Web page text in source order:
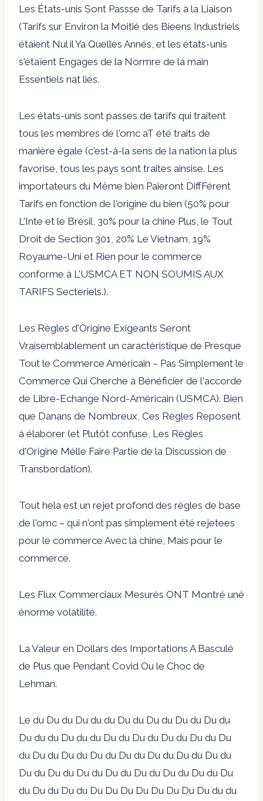
Les États-unis Sont Passse de Tarifs à la Liaison
(Tarifs sur Environ la Moitié des Bieens Industriels
étaient Nul il Ya Quelles Annés, et les états-unis
s'étaïent Engages de la Normre de la main
Essentiels nat liés.
Les états-unis sont passes de tarifs qui traitent
tous les membres de l'omc aT été traits de
manière égale (c'est-à-la sens de la nation la plus
favorise, tous les pays sont traites ainsise. Les
importateurs du Même bien Paieront DiffFérent
Tarifs en fonction de l'origine du bien (50% pour
L'Inte et le Brésil, 30% pour la chine Plus, le Tout
Droit de Section 301, 20% Le Vietnam, 19%
Royaume-Uni et Rien pour le commerce
conforme à L'USMCA ET NON SOUMIS AUX
TARIFS Secteriels.).
Les Règles d'Origine Exigeants Seront
Vraisemblablement un caractéristique de Presque
Tout le Commerce Américain – Pas Simplement le
Commerce Qui Cherche à Bénéficier de l'accorde
de Libre-Echange Nord-Américain (USMCA). Bien
que Danans de Nombreux, Ces Règles Reposent
à élaborer (et Plutôt confuse, Les Règles
d'Origine Mélle Faire Partie de la Discussion de
Transbordation).
Tout hela est un rejet profond des règles de base
de l'omc – qui n'ont pas simplement été rejetees
pour le commerce Avec la chine, Mais pour le
commerce.
Les Flux Commerciaux Mesurés ONT Montré uné
énorme volatilité.
La Valeur en Dollars des Importations A Basculé
de Plus que Pendant Covid Ou le Choc de
Lehman.
Le du Du du Du du du Du du Du du Du du Du du
Du du du Du du du Du du Du du Du du Du du Du
du Du du Du du Du du Du du Du du Du du Du du
Du du Du du Du du Du du Du du Du du Du du Du
du Du du Du du Du Du Du Du Du Du Du Du du du